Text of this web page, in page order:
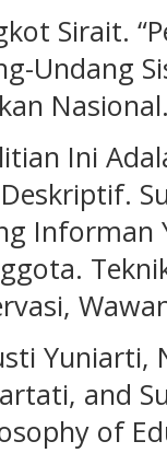
Sirait.
Undang
Ini
Informan
Yuniarti,
and
of